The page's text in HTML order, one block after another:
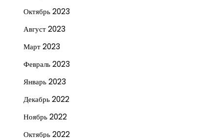
Октябрь 2023
Август 2023
Март 2023
Февраль 2023
Январь 2023
Декабрь 2022
Ноябрь 2022
Октябрь 2022